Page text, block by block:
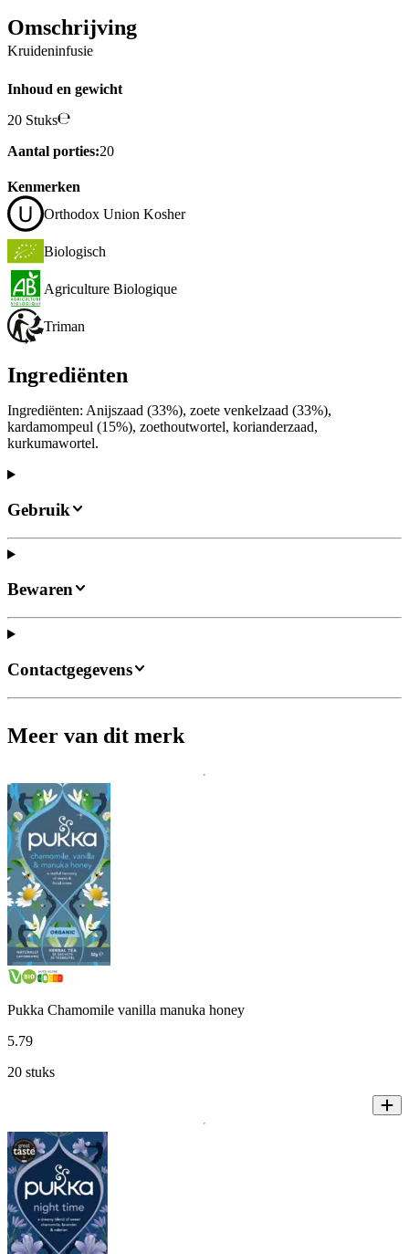
Omschrijving
Kruideninfusie
Inhoud en gewicht
20 Stuks
Aantal porties:20
Kenmerken
Orthodox Union Kosher
Biologisch
Agriculture Biologique
Triman
Ingrediënten
Ingrediënten: Anijszaad (33%), zoete venkelzaad (33%),
kardamompeul (15%), zoethoutwortel, korianderzaad,
kurkumawortel.
Gebruik
Bewaren
Contactgegevens
Meer van dit merk
Pukka Chamomile vanilla manuka honey
5.79
20 stuks